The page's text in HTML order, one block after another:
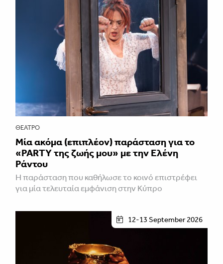
ΘΈΑΤΡΟ
Μία ακόμα (επιπλέον) παράσταση για το
«PARTY της ζωής μου» με την Ελένη
Ράντου
Η παράσταση που καθήλωσε το κοινό επιστρέφει
για μία τελευταία εμφάνιση στην Κύπρο
12-13 September 2026